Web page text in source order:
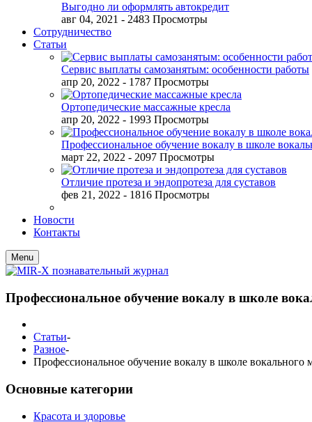
Выгодно ли оформлять автокредит
авг 04, 2021 - 2483 Просмотры
Сотрудничество
Статьи
Сервис выплаты самозанятым: особенности работы
апр 20, 2022 - 1787 Просмотры
Ортопедические массажные кресла
апр 20, 2022 - 1993 Просмотры
Профессиональное обучение вокалу в школе
март 22, 2022 - 2097 Просмотры
Отличие протеза и эндопротеза для суставов
фев 21, 2022 - 1816 Просмотры
Новости
Контакты
Menu
Профессиональное обучение вокалу в школе
Статьи-
Разное-
Профессиональное обучение вокалу в школе вокального
Основные категории
Красота и здоровье